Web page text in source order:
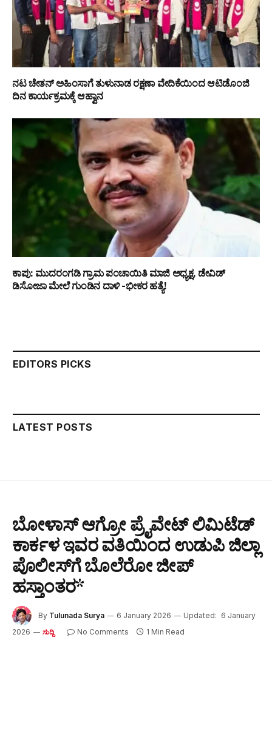
ನಟ ಚೇತನ್ ಅಹಿಂಸಾಗೆ ತುಳುನಾಡ ರಕ್ಷಣಾ ವೇದಿಕೆಯಿಂದ ಆಟಿಡೊಂಜಿ
ದಿನ ಕಾರ್ಯಕ್ರಮಕ್ಕೆ ಆಹ್ವಾನ
ಕಾಪು: ಮುದರಂಗಡಿ ಗ್ರಾಮ ಪಂಚಾಯಿತಿ ಮಾಜಿ ಅಧ್ಯಕ್ಷ, ಡೇವಿಡ್
ಡಿಸೋಜಾ ಮೇಲೆ ಗುಂಡಿನ ದಾಳಿ -ಭೀಕರ ಹತ್ಯೆ!
EDITORS PICKS
LATEST POSTS
ಬೋಳಾಸ್‌ ಆಗ್ರೋ ಪ್ರೈವೇಟ್‌ ಲಿಮಿಟೆಡ್‌
ಕಾರ್ಕಳ ಇವರ ವತಿಯಿಂದ ಉಡುಪಿ ಜಿಲ್ಲಾ
ಪೊಲೀಸ್‌ಗೆ ಬೊಲೆರೋ ಜೀಪ್
ಹಸ್ತಾಂತರ*
By Tulunada Surya 6 January 2026 Updated: 6 January
2026
ಸುದ್ದಿ No Comments 1 Min Read